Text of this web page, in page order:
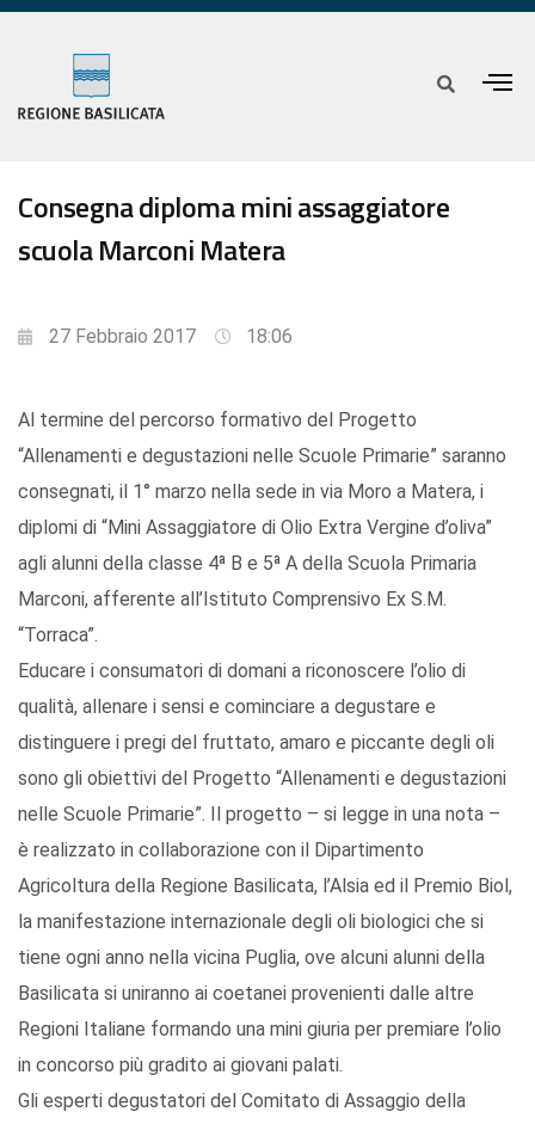
Consegna diploma mini assaggiatore
scuola Marconi Matera
27 Febbraio 2017 18:06
Al termine del percorso formativo del Progetto
“Allenamenti e degustazioni nelle Scuole Primarie” saranno
consegnati, il 1° marzo nella sede in via Moro a Matera, i
diplomi di “Mini Assaggiatore di Olio Extra Vergine d’oliva”
agli alunni della classe 4ª B e 5ª A della Scuola Primaria
Marconi, afferente all’Istituto Comprensivo Ex S.M.
“Torraca”.
Educare i consumatori di domani a riconoscere l’olio di
qualità, allenare i sensi e cominciare a degustare e
distinguere i pregi del fruttato, amaro e piccante degli oli
sono gli obiettivi del Progetto “Allenamenti e degustazioni
nelle Scuole Primarie”. Il progetto – si legge in una nota –
è realizzato in collaborazione con il Dipartimento
Agricoltura della Regione Basilicata, l’Alsia ed il Premio Biol,
la manifestazione internazionale degli oli biologici che si
tiene ogni anno nella vicina Puglia, ove alcuni alunni della
Basilicata si uniranno ai coetanei provenienti dalle altre
Regioni Italiane formando una mini giuria per premiare l’olio
in concorso più gradito ai giovani palati.
Gli esperti degustatori del Comitato di Assaggio della